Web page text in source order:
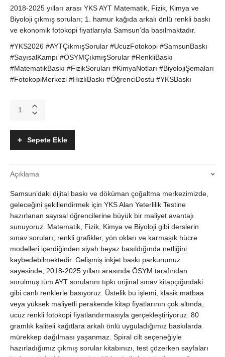
2018-2025 yılları arası YKS AYT Matematik, Fizik, Kimya ve
Biyoloji çıkmış soruları; 1. hamur kağıda arkalı önlü renkli baskı
ve ekonomik fotokopi fiyatlarıyla Samsun’da basılmaktadır.
#YKS2026 #AYTÇıkmışSorular #UcuzFotokopi #SamsunBaskı
#SayısalKampı #ÖSYMÇıkmışSorular #RenkliBaskı
#MatematikBaskı #FizikSoruları #KimyaNotları #BiyolojiŞemaları
#FotokopiMerkezi #HızlıBaskı #ÖğrenciDostu #YKSBaskı
AYT
Kitabı
2018-
2025
Fizik
Kimya
Biyoloji
Renkli
quantity
Sepete Ekle
Açıklama
Samsun’daki dijital baskı ve döküman çoğaltma merkezimizde,
geleceğini şekillendirmek için YKS Alan Yeterlilik Testine
hazırlanan sayısal öğrencilerine büyük bir maliyet avantajı
sunuyoruz. Matematik, Fizik, Kimya ve Biyoloji gibi derslerin
sınav soruları; renkli grafikler, yön okları ve karmaşık hücre
modelleri içerdiğinden siyah beyaz basıldığında netliğini
kaybedebilmektedir. Gelişmiş inkjet baskı parkurumuz
sayesinde, 2018-2025 yılları arasında ÖSYM tarafından
sorulmuş tüm AYT sorularını tıpkı orijinal sınav kitapçığındaki
gibi canlı renklerle basıyoruz. Üstelik bu işlemi, klasik matbaa
veya yüksek maliyetli perakende kitap fiyatlarının çok altında,
ucuz renkli fotokopi fiyatlandırmasıyla gerçekleştiriyoruz. 80
gramlık kaliteli kağıtlara arkalı önlü uyguladığımız baskılarda
mürekkep dağılması yaşanmaz. Spiral cilt seçeneğiyle
hazırladığımız çıkmış sorular kitabınızı, test çözerken sayfaları